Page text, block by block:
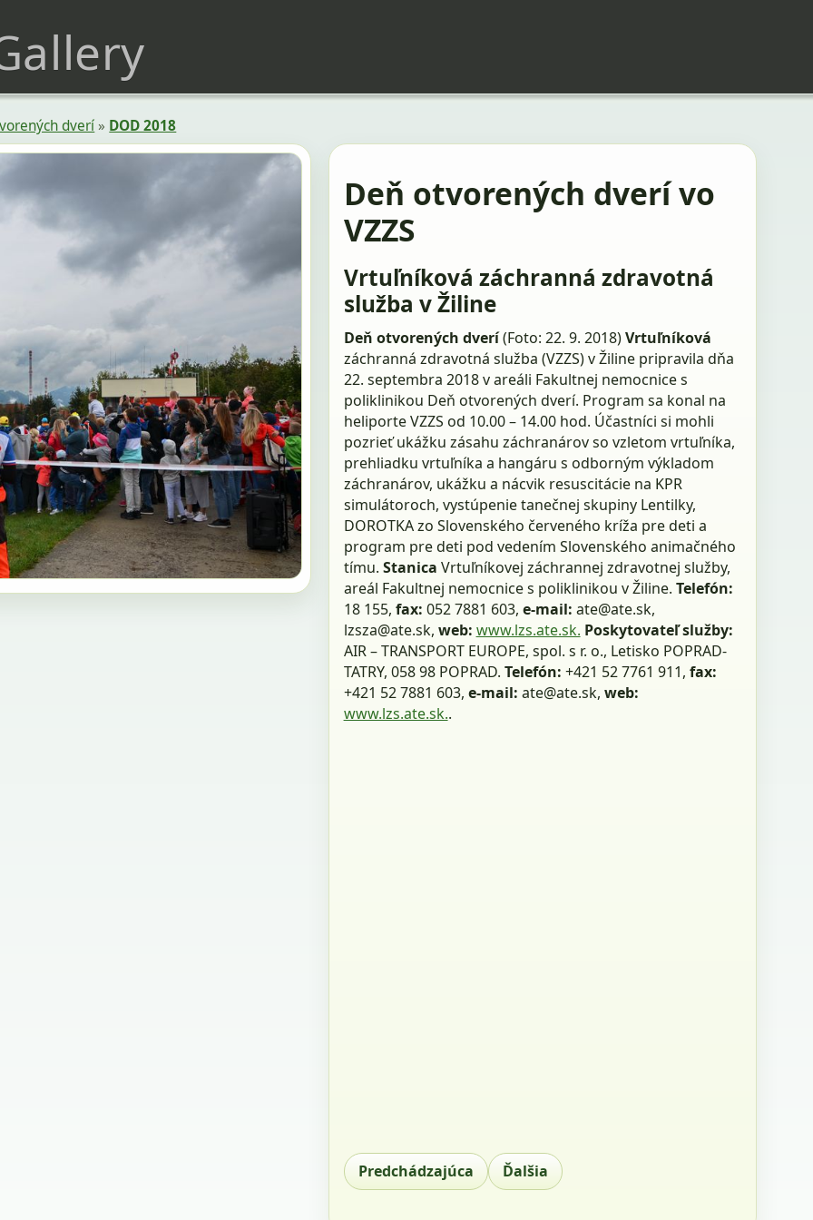
dverí» DOD 2018
Deň otvorených dverí vo
VZZS
Vrtuľníková záchranná zdravotná
služba v Žiline
Deň otvorených dverí(Foto: 22. 9. 2018)Vrtuľníková
záchranná zdravotná služba (VZZS) v Žiline pripravila dňa
22. septembra 2018 v areáli Fakultnej nemocnice s
poliklinikou Deň otvorených dverí. Program sa konal na
heliporte VZZS od 10.00 – 14.00 hod. Účastníci si mohli
pozrieť ukážku zásahu záchranárov so vzletom vrtuľníka,
prehliadku vrtuľníka a hangáru s odborným výkladom
záchranárov, ukážku a nácvik resuscitácie na KPR
simulátoroch, vystúpenie tanečnej skupiny Lentilky,
DOROTKA zo Slovenského červeného kríža pre deti a
program pre deti pod vedením Slovenského animačného
tímu. Stanica Vrtuľníkovej záchrannej zdravotnej služby,
areál Fakultnej nemocnice s poliklinikou v Žiline. Telefón:
18 155, fax: 052 7881 603, e-mail: ate@ate.sk,
lzsza@ate.sk, web: www.lzs.ate.sk. Poskytovateľ služby:
AIR – TRANSPORT EUROPE, spol. s r. o., Letisko POPRAD-
TATRY, 058 98 POPRAD. Telefón: +421 52 7761 911, fax:
+421 52 7881 603, e-mail: ate@ate.sk, web:
www.lzs.ate.sk..
Predchádzajúca Ďalšia